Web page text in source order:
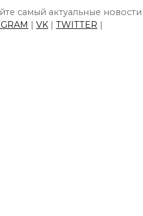
самый актуальные
VK TWITTER